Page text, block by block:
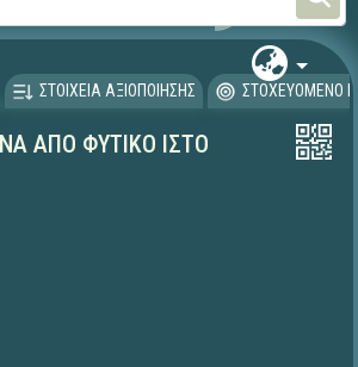
ΣΤΟΙΧΕΙΑ ΑΞΙΟΠΟΙΗΣΗΣ ΣΤΟΧΕΥΟΜΕΝΟ
ΑΠΟ ΦΥΤΙΚΟ ΙΣΤΟ